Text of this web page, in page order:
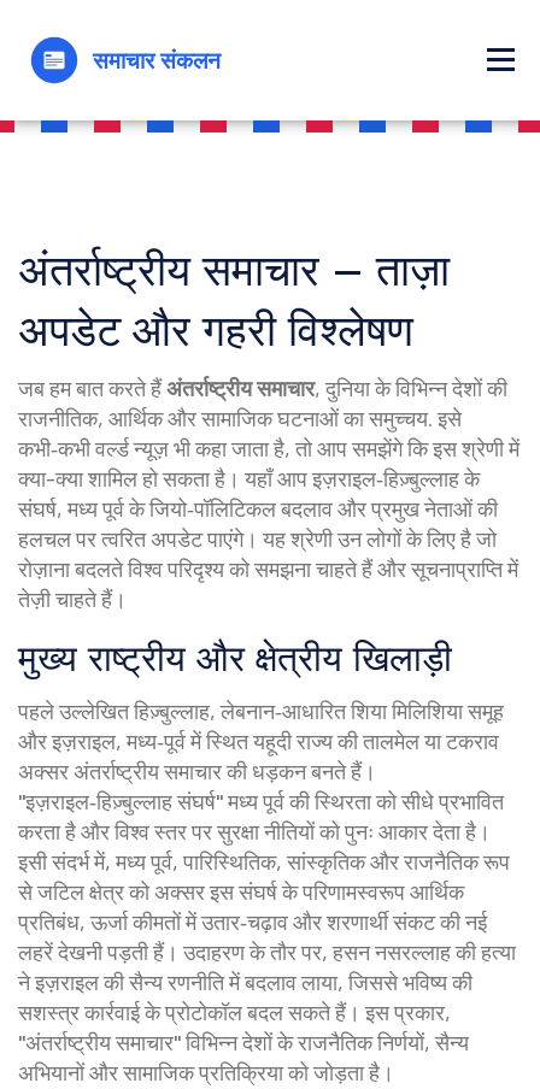
अंतर्राष्ट्रीय समाचार – ताज़ा
अपडेट और गहरी विश्लेषण
जब हम बात करते हैंअंतर्राष्ट्रीय समाचार,दुनिया के विभिन्न देशों की
राजनीतिक, आर्थिक और सामाजिक घटनाओं का समुच्चय. इसे
कभी‑कभीवर्ल्ड न्यूज़भी कहा जाता है, तो आप समझेंगे कि इस श्रेणी में
क्या-क्या शामिल हो सकता है। यहाँ आप इज़राइल‑हिज़्बुल्लाह के
संघर्ष, मध्य पूर्व के जियो‑पॉलिटिकल बदलाव और प्रमुख नेताओं की
हलचल पर त्वरित अपडेट पाएंगे। यह श्रेणी उन लोगों के लिए है जो
रोज़ाना बदलते विश्व परिदृश्य को समझना चाहते हैं और सूचनाप्राप्ति में
तेज़ी चाहते हैं।
मुख्य राष्ट्रीय और क्षेत्रीय खिलाड़ी
पहले उल्लेखितहिज़्बुल्लाह,लेबनान‑आधारित शिया मिलिशिया समूह
औरइज़राइल,मध्य‑पूर्व में स्थित यहूदी राज्यकी तालमेल या टकराव
अक्सर अंतर्राष्ट्रीय समाचार की धड़कन बनते हैं।
"इज़राइल‑हिज़्बुल्लाह संघर्ष" मध्य पूर्व की स्थिरता को सीधे प्रभावित
करता है और विश्व स्तर पर सुरक्षा नीतियों को पुनः आकार देता है।
इसी संदर्भ में,मध्य पूर्व,पारिस्थितिक, सांस्कृतिक और राजनैतिक रूप
से जटिल क्षेत्रको अक्सर इस संघर्ष के परिणामस्वरूप आर्थिक
प्रतिबंध, ऊर्जा कीमतों में उतार‑चढ़ाव और शरणार्थी संकट की नई
लहरें देखनी पड़ती हैं। उदाहरण के तौर पर, हसन नसरल्लाह की हत्या
ने इज़राइल की सैन्य रणनीति में बदलाव लाया, जिससे भविष्य की
सशस्त्र कार्रवाई के प्रोटोकॉल बदल सकते हैं। इस प्रकार,
"अंतर्राष्ट्रीय समाचार" विभिन्न देशों के राजनैतिक निर्णयों, सैन्य
अभियानों और सामाजिक प्रतिक्रिया को जोड़ता है।